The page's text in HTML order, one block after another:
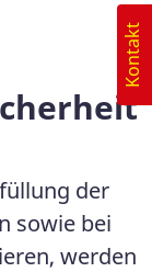
der
sowie bei
werden
Kontakt